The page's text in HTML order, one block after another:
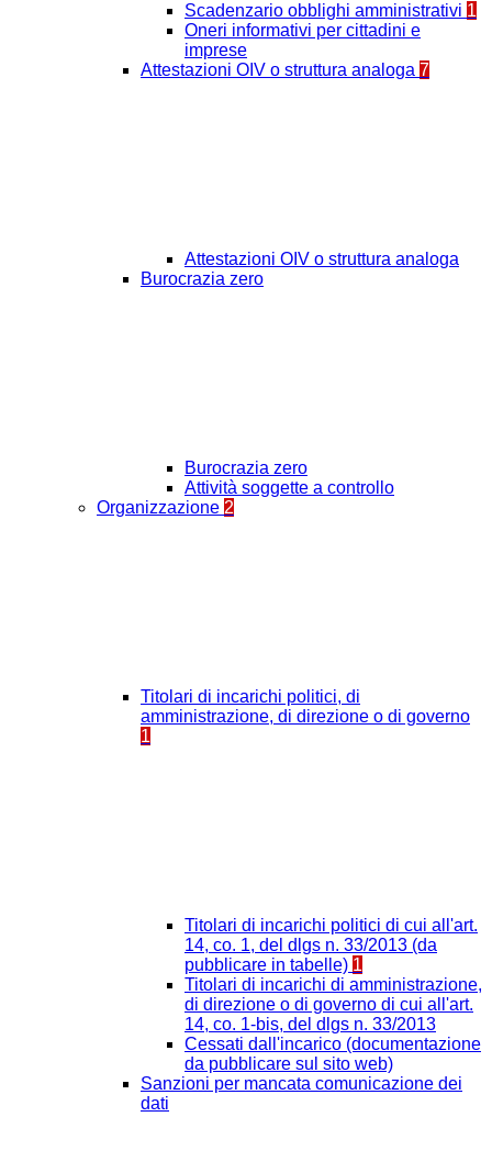
Scadenzario obblighi amministrativi 1
Oneri informativi per cittadini e
imprese
Attestazioni OIV o struttura analoga 7
Attestazioni OIV o struttura analoga
Burocrazia zero
Burocrazia zero
Attività soggette a controllo
Organizzazione 2
Titolari di incarichi politici, di
amministrazione, di direzione o di governo
1
Titolari di incarichi politici di cui all'art.
14, co. 1, del dlgs n. 33/2013 (da
pubblicare in tabelle) 1
Titolari di incarichi di amministrazione,
di direzione o di governo di cui all'art.
14, co. 1-bis, del dlgs n. 33/2013
Cessati dall'incarico (documentazione
da pubblicare sul sito web)
Sanzioni per mancata comunicazione dei
dati